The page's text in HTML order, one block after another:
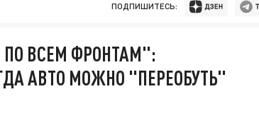
ПОДПИШИТЕСЬ:
ВСЕМ ФРОНТАМ":
АВТО МОЖНО "ПЕРЕОБУТЬ"